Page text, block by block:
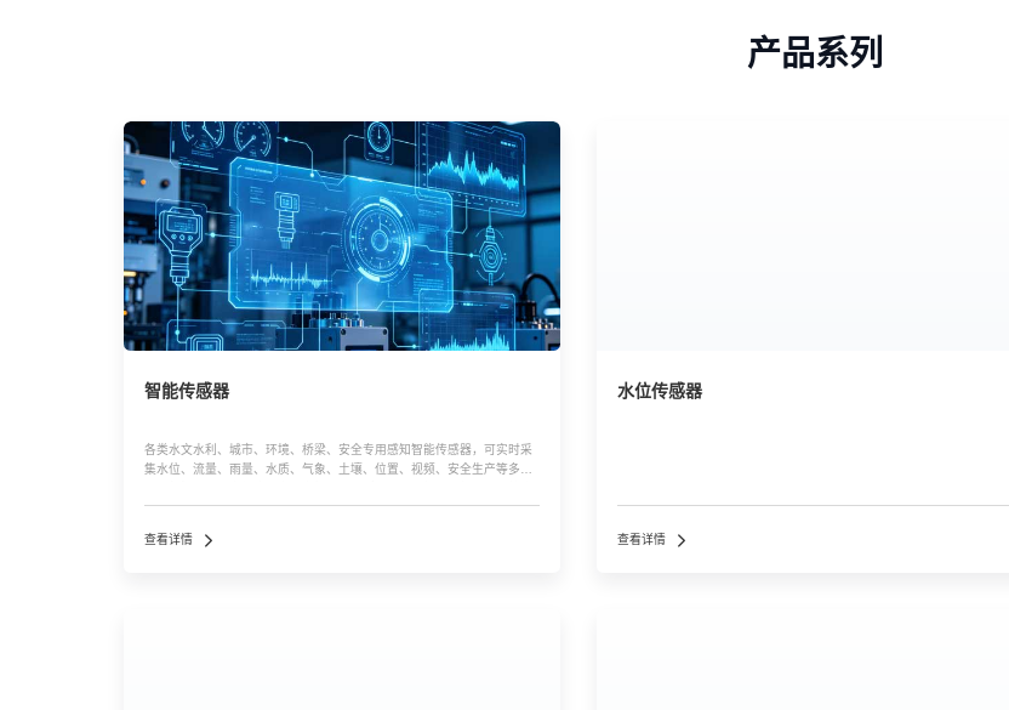
产品系列
智能传感器
各类水文水利、城市、环境、桥梁、安全专用感知智能传感器，可实时采
集水位、流量、雨量、水质、气象、土壤、位置、视频、安全生产等多维
层数据采集核心入口，广泛应用于水利、环保、安监、农业、市政监测场
查看详情
水位传感器
查看详情